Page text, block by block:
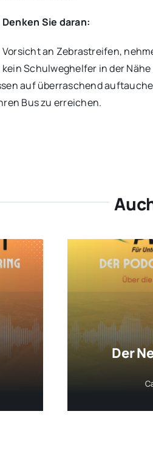
Denken Sie daran:
Vorsicht an Zebrastreifen,
kein Schulweghelfer in der
auf überraschend
Bus zu erreichen.
Der